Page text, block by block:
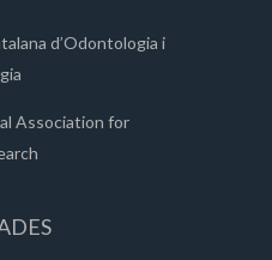
d’Odontologia i
Association for